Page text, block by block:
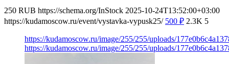
250 RUB https://schema.org/InStock 2025-10-24T13:52:00+03:00
https://kudamoscow.ru/event/vystavka-vypusk25/ 500 ₽ 2.3K 5
https://kudamoscow.ru/image/255/255/uploads/
https://kudamoscow.ru/image/255/255/uploads/